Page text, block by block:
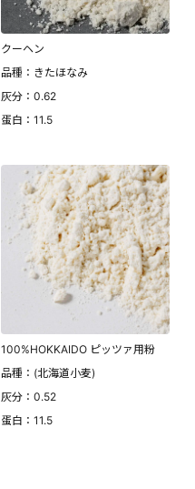
クーヘン
品種：きたほなみ
灰分：0.62
蛋白：11.5
100%HOKKAIDO ピッツァ用粉
品種：(北海道小麦)
灰分：0.52
蛋白：11.5